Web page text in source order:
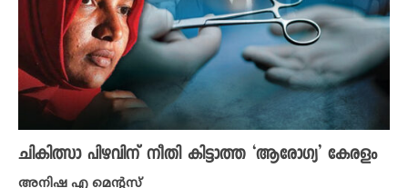
ചികിത്സാ പിഴവിന് നീതി കിട്ടാത്ത ‘ആരോ​ഗ്യ’ കേരളം
അനിഷ എ മെന്റസ്